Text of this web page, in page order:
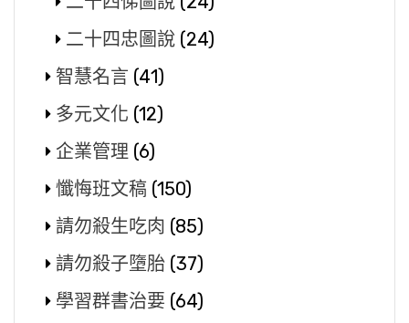
二十四忠圖說 (24)
智慧名言 (41)
多元文化 (12)
企業管理 (6)
懺悔班文稿 (150)
請勿殺生吃肉 (85)
請勿殺子墮胎 (37)
學習群書治要 (64)